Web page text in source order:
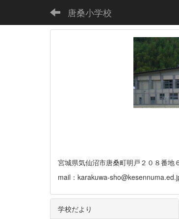
唐桑小学校
宮城県気仙沼市唐桑町明戸２０８番
mail：karakuwa-
学校だより